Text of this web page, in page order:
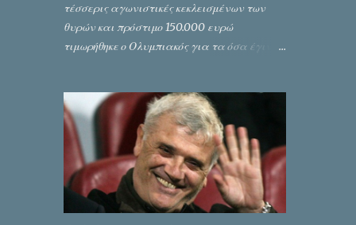
τέσσερις αγωνιστικές κεκλεισμένων των
θυρών και πρόστιμο 150.000 ευρώ
τιμωρήθηκε ο Ολυμπιακός για τα όσα έγιναν
εξάντλησε την αυστηρότητά της,
περισσότερο λόγω του ντόρου που
δημιούργησαν τα ελεγχόμενα ΜΜΕ, αλλά
σε κάθε περίπτωση δεν επέβαλε ποινή
αφαίρεσης βαθμών, όπως απαιτούσαν,
αφού κάτι τέτοιο δεν ήταν εφικτό, σύμφωνα
με τα στοιχεία...